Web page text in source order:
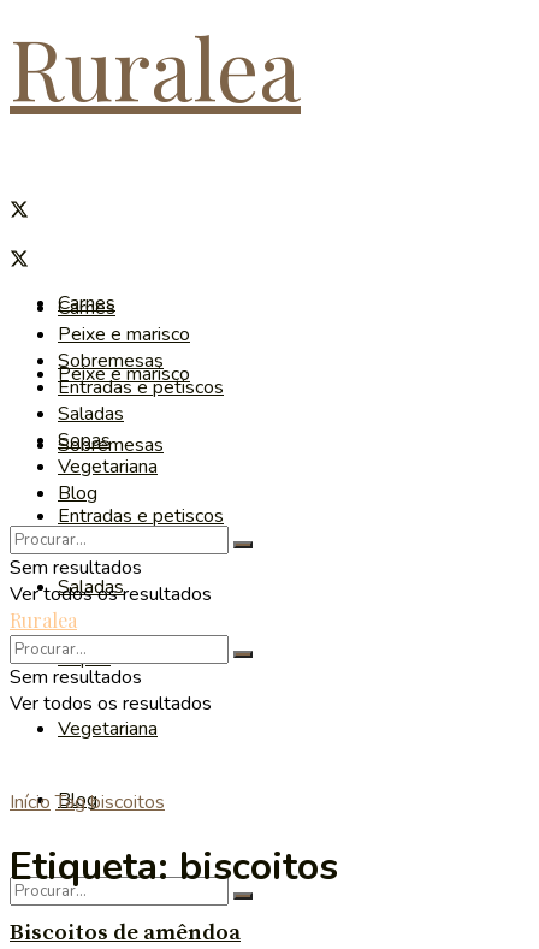
Ruralea
Carnes
Peixe e marisco
Sobremesas
Entradas e petiscos
Saladas
Sopas
Vegetariana
Blog
Carnes
Peixe e marisco
Sobremesas
Entradas e petiscos
Saladas
Sopas
Vegetariana
Blog
Sem resultados
Ver todos os resultados
Ruralea
Sem resultados
Ver todos os resultados
Início Tagbiscoitos
Etiqueta:biscoitos
Biscoitos de amêndoa